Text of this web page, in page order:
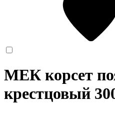
МЕК корсет
крестцовый